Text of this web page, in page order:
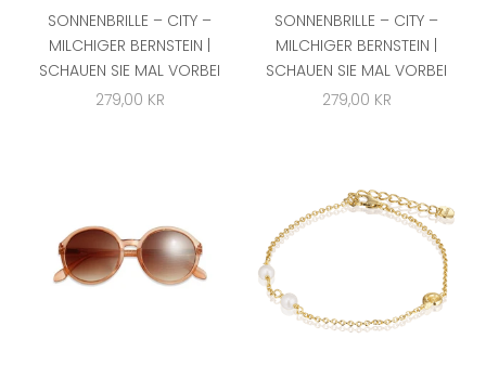
SONNENBRILLE – CITY –
MILCHIGER BERNSTEIN |
SCHAUEN SIE MAL VORBEI
ANGEBOT
279,00 KR
SONNENBRILLE – CITY –
MILCHIGER BERNSTEIN |
SCHAUEN SIE MAL VORBEI
ANGEBOT
279,00 KR